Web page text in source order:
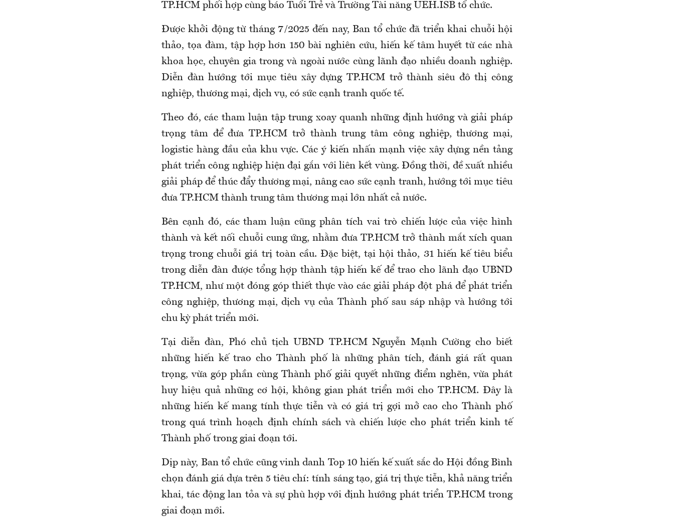
TP.HCM phối hợp cùng báo Tuổi Trẻ và Trường Tài năng UEH.ISB tổ chức.
Được khởi động từ tháng 7/2025 đến nay, Ban tổ chức đã triển khai chuỗi hội
thảo, tọa đàm, tập hợp hơn 150 bài nghiên cứu, hiến kế tâm huyết từ các nhà
khoa học, chuyên gia trong và ngoài nước cùng lãnh đạo nhiều doanh nghiệp.
Diễn đàn hướng tới mục tiêu xây dựng TP.HCM trở thành siêu đô thị công
nghiệp, thương mại, dịch vụ, có sức cạnh tranh quốc tế.
Theo đó, các tham luận tập trung xoay quanh những định hướng và giải pháp
trọng tâm để đưa TP.HCM trở thành trung tâm công nghiệp, thương mại,
logistic hàng đầu của khu vực. Các ý kiến nhấn mạnh việc xây dựng nền tảng
phát triển công nghiệp hiện đại gắn với liên kết vùng. Đồng thời, đề xuất nhiều
giải pháp để thúc đẩy thương mại, nâng cao sức cạnh tranh, hướng tới mục tiêu
đưa TP.HCM thành trung tâm thương mại lớn nhất cả nước.
Bên cạnh đó, các tham luận cũng phân tích vai trò chiến lược của việc hình
thành và kết nối chuỗi cung ứng, nhằm đưa TP.HCM trở thành mắt xích quan
trọng trong chuỗi giá trị toàn cầu. Đặc biệt, tại hội thảo, 31 hiến kế tiêu biểu
trong diễn đàn được tổng hợp thành tập hiến kế để trao cho lãnh đạo UBND
TP.HCM, như một đóng góp thiết thực vào các giải pháp đột phá để phát triển
công nghiệp, thương mại, dịch vụ của Thành phố sau sáp nhập và hướng tới
chu kỳ phát triển mới.
Tại diễn đàn, Phó chủ tịch UBND TP.HCM Nguyễn Mạnh Cường cho biết
những hiến kế trao cho Thành phố là những phân tích, đánh giá rất quan
trọng, vừa góp phần cùng Thành phố giải quyết những điểm nghẽn, vừa phát
huy hiệu quả những cơ hội, không gian phát triển mới cho TP.HCM. Đây là
những hiến kế mang tính thực tiễn và có giá trị gợi mở cao cho Thành phố
trong quá trình hoạch định chính sách và chiến lược cho phát triển kinh tế
Thành phố trong giai đoạn tới.
Dịp này, Ban tổ chức cũng vinh danh Top 10 hiến kế xuất sắc do Hội đồng Bình
chọn đánh giá dựa trên 5 tiêu chí: tính sáng tạo, giá trị thực tiễn, khả năng triển
khai, tác động lan tỏa và sự phù hợp với định hướng phát triển TP.HCM trong
giai đoạn mới.